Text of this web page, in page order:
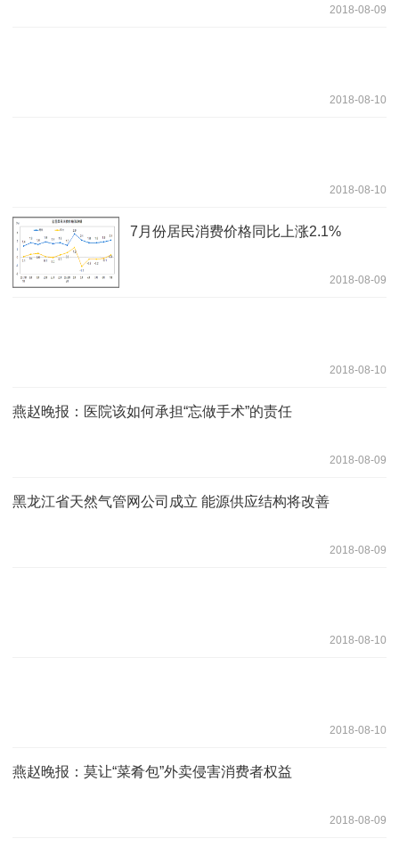
2018-08-09
2018-08-10
2018-08-10
7月份居民消费价格同比上涨2.1%
2018-08-09
2018-08-10
燕赵晚报：医院该如何承担“忘做手术”的责任
2018-08-09
黑龙江省天然气管网公司成立 能源供应结构将改善
2018-08-09
2018-08-10
2018-08-10
燕赵晚报：莫让“菜肴包”外卖侵害消费者权益
2018-08-09